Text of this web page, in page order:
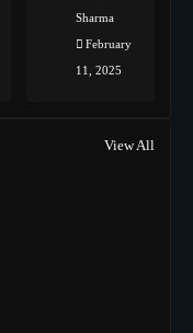
Sharma
February
11, 2025
View All